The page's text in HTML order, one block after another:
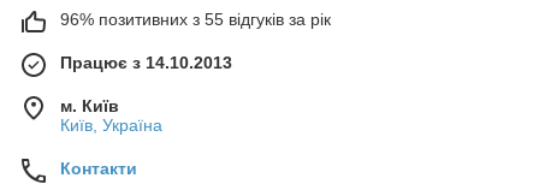
96% позитивних з 55 відгуків за рік
Працює з 14.10.2013
м. Київ
Київ, Україна
Контакти